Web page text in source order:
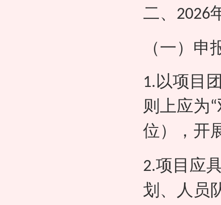
二、 2026
（一）申
1. 以项目
则上应为“
位），开
2.项目应
划、人员